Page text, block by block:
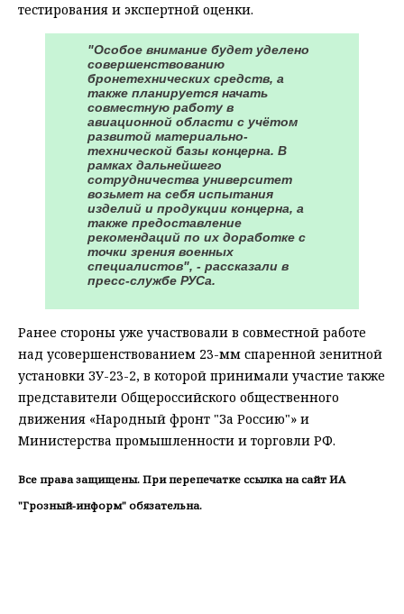
тестирования и экспертной оценки.
"Особое внимание будет уделено
совершенствованию
бронетехнических средств, а
также планируется начать
совместную работу в
авиационной области с учётом
развитой материально-
технической базы концерна. В
рамках дальнейшего
сотрудничества университет
возьмет на себя испытания
изделий и продукции концерна, а
также предоставление
рекомендаций по их доработке с
точки зрения военных
специалистов", - рассказали в
пресс-службе РУСа.
Ранее стороны уже участвовали в совместной работе
над усовершенствованием 23-мм спаренной зенитной
установки ЗУ-23-2, в которой принимали участие также
представители Общероссийского общественного
движения «Народный фронт "За Россию"» и
Министерства промышленности и торговли РФ.
Все права защищены. При перепечатке ссылка на сайт ИА
"Грозный-информ" обязательна.